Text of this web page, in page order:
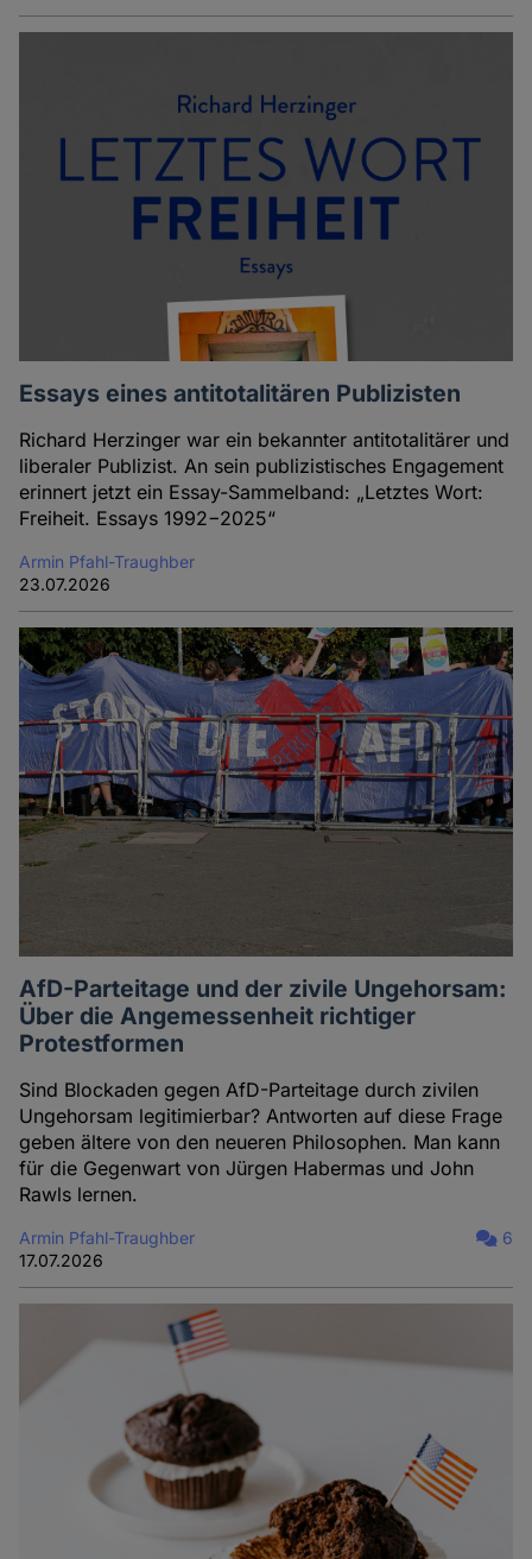
Essays eines antitotalitären Publizisten
Richard Herzinger war ein bekannter antitotalitärer und
liberaler Publizist. An sein publizistisches Engagement
erinnert jetzt ein Essay-Sammelband: „Letztes Wort:
Freiheit. Essays 1992−2025“
Armin Pfahl-Traughber
23.07.2026
AfD-Parteitage und der zivile Ungehorsam:
Über die Angemessenheit richtiger
Protestformen
Sind Blockaden gegen AfD-Parteitage durch zivilen
Ungehorsam legitimierbar? Antworten auf diese Frage
geben ältere von den neueren Philosophen. Man kann
für die Gegenwart von Jürgen Habermas und John
Rawls lernen.
Armin Pfahl-Traughber
17.07.2026
6